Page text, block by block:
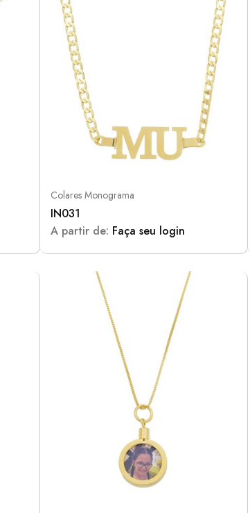
Colares Monograma
IN031
A partir de: Faça seu login